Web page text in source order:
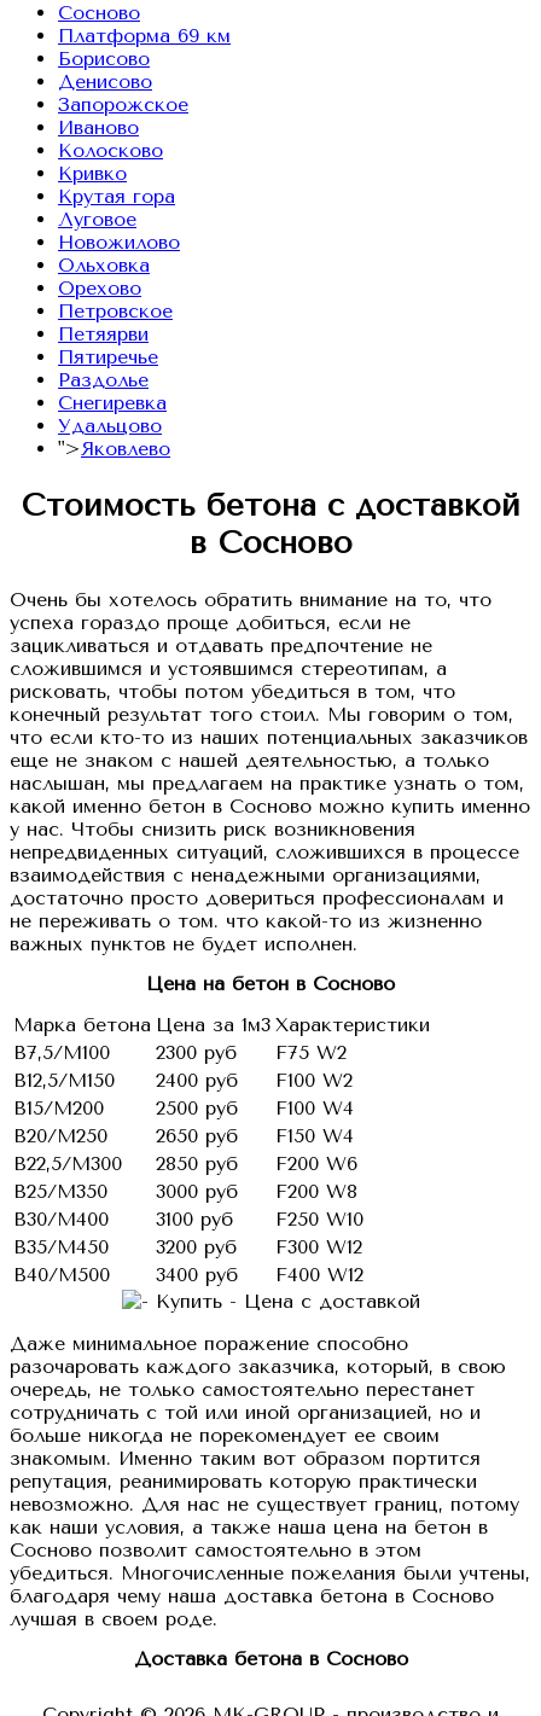
Сосново
Платформа 69 км
Борисово
Денисово
Запорожское
Иваново
Колосково
Кривко
Крутая гора
Луговое
Новожилово
Ольховка
Орехово
Петровское
Петяярви
Пятиречье
Раздолье
Снегиревка
Удальцово
">Яковлево
Стоимость бетона с доставкой
в Сосново
Очень бы хотелось обратить внимание на то, что
успеха гораздо проще добиться, если не
зацикливаться и отдавать предпочтение не
сложившимся и устоявшимся стереотипам, а
рисковать, чтобы потом убедиться в том, что
конечный результат того стоил. Мы говорим о том,
что если кто-то из наших потенциальных заказчиков
еще не знаком с нашей деятельностью, а только
наслышан, мы предлагаем на практике узнать о том,
какой именно бетон в Сосново можно купить именно
у нас. Чтобы снизить риск возникновения
непредвиденных ситуаций, сложившихся в процессе
взаимодействия с ненадежными организациями,
достаточно просто довериться профессионалам и
не переживать о том. что какой-то из жизненно
важных пунктов не будет исполнен.
Цена на бетон в Сосново
Марка бетона Цена за 1м3 Характеристики
B7,5/M100
2300 руб
F75 W2
B12,5/M150
2400 руб
F100 W2
B15/M200
2500 руб
F100 W4
B20/M250
2650 руб
F150 W4
B22,5/M300
2850 руб
F200 W6
B25/M350
3000 руб
F200 W8
B30/M400
3100 руб
F250 W10
B35/M450
3200 руб
F300 W12
B40/M500
3400 руб F400 W12
Даже минимальное поражение способно
разочаровать каждого заказчика, который, в свою
очередь, не только самостоятельно перестанет
сотрудничать с той или иной организацией, но и
больше никогда не порекомендует ее своим
знакомым. Именно таким вот образом портится
репутация, реанимировать которую практически
невозможно. Для нас не существует границ, потому
как наши условия, а также наша цена на бетон в
Сосново позволит самостоятельно в этом
убедиться. Многочисленные пожелания были учтены,
благодаря чему наша доставка бетона в Сосново
лучшая в своем роде.
Доставка бетона в Сосново